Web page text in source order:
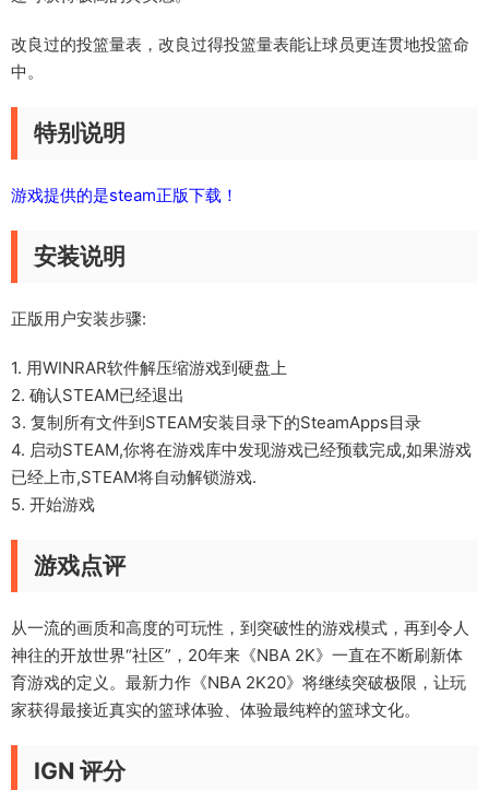
改良过的投篮量表，改良过得投篮量表能让球员更连贯地投篮命
中。
特别说明
游戏提供的是steam正版下载！
安装说明
正版用户安装步骤:
1. 用WINRAR软件解压缩游戏到硬盘上
2. 确认STEAM已经退出
3. 复制所有文件到STEAM安装目录下的SteamApps目录
4. 启动STEAM,你将在游戏库中发现游戏已经预载完成,如果游戏
已经上市,STEAM将自动解锁游戏.
5. 开始游戏
游戏点评
从一流的画质和高度的可玩性，到突破性的游戏模式，再到令人
神往的开放世界“社区”，20年来《NBA 2K》一直在不断刷新体
育游戏的定义。最新力作《NBA 2K20》将继续突破极限，让玩
家获得最接近真实的篮球体验、体验最纯粹的篮球文化。
IGN 评分